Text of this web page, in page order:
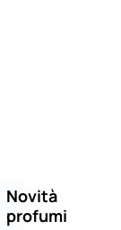
Novità
profumi